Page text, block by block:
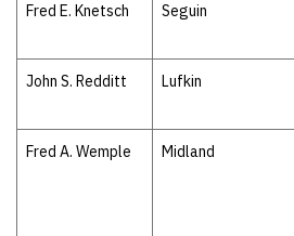
Fred E. Knetsch Seguin
John S. Redditt Lufkin
Fred A. Wemple Midland